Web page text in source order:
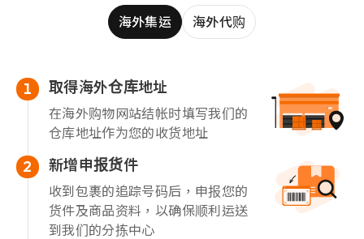
海外集运 海外代购
1 取得海外仓库地址
在海外购物网站结帐时填写我们的
仓库地址作为您的收货地址
2 新增申报货件
收到包裹的追踪号码后，申报您的
货件及商品资料，以确保顺利运送
到我们的分拣中心